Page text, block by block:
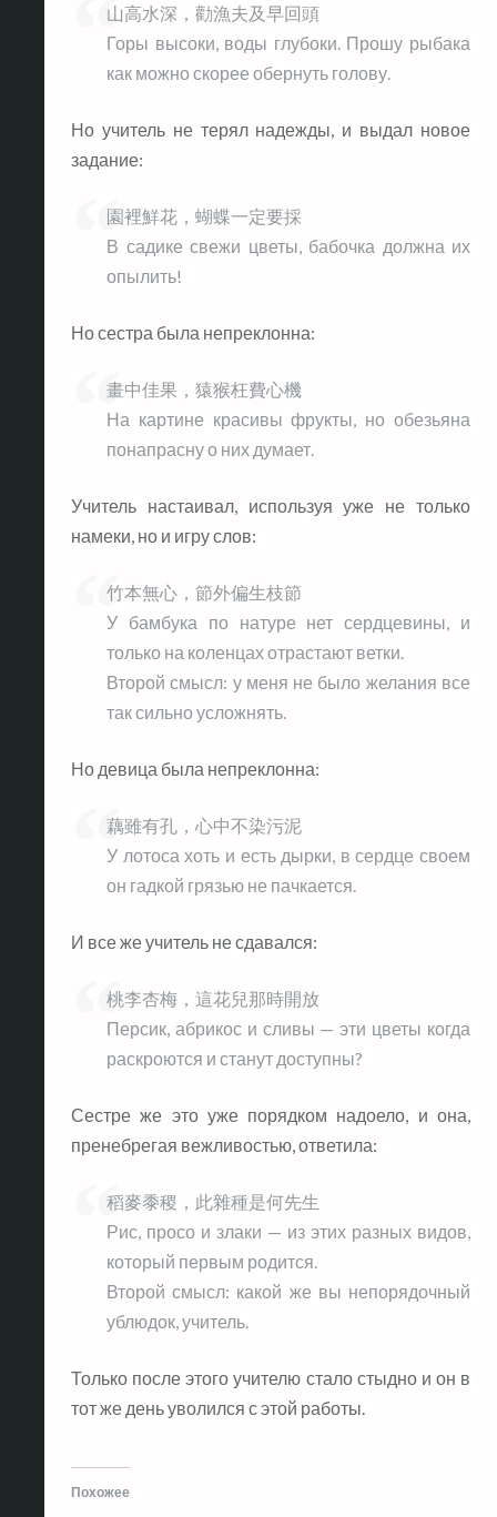
山高水深，勸漁夫及早回頭
Горы высоки, воды глубоки. Прошу рыбака
как можно скорее обернуть голову.
Но учитель не терял надежды, и выдал новое
задание:
園裡鮮花，蝴蝶一定要採
В садике свежи цветы, бабочка должна их
опылить!
Но сестра была непреклонна:
畫中佳果，猿猴枉費心機
На картине красивы фрукты, но обезьяна
понапрасну о них думает.
Учитель настаивал, используя уже не только
намеки, но и игру слов:
竹本無心，節外偏生枝節
У бамбука по натуре нет сердцевины, и
только на коленцах отрастают ветки.
Второй смысл: у меня не было желания все
так сильно усложнять.
Но девица была непреклонна:
藕雖有孔，心中不染污泥
У лотоса хоть и есть дырки, в сердце своем
он гадкой грязью не пачкается.
И все же учитель не сдавался:
桃李杏梅，這花兒那時開放
Персик, абрикос и сливы — эти цветы когда
раскроются и станут доступны?
Сестре же это уже порядком надоело, и она,
пренебрегая вежливостью, ответила:
稻麥黍稷，此雜種是何先生
Рис, просо и злаки — из этих разных видов,
который первым родится.
Второй смысл: какой же вы непорядочный
ублюдок, учитель.
Только после этого учителю стало стыдно и он в
тот же день уволился с этой работы.
Похожее